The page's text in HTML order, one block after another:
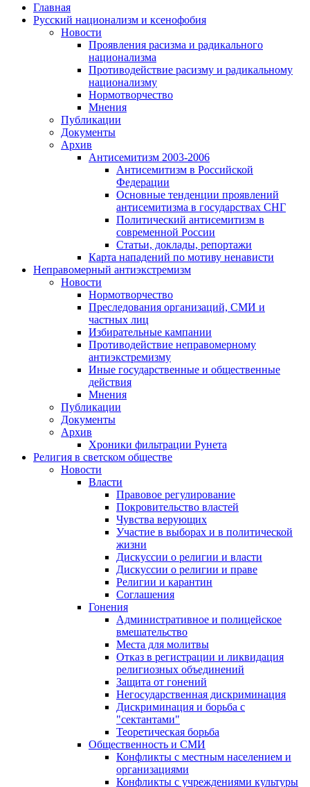
Главная
Русский национализм и ксенофобия
Новости
Проявления расизма и радикального
национализма
Противодействие расизму и радикальному
национализму
Нормотворчество
Мнения
Публикации
Документы
Архив
Антисемитизм 2003-2006
Антисемитизм в Российской
Федерации
Основные тенденции проявлений
антисемитизма в государствах СНГ
Политический антисемитизм в
современной России
Статьи, доклады, репортажи
Карта нападений по мотиву ненависти
Неправомерный антиэкстремизм
Новости
Нормотворчество
Преследования организаций, СМИ и
частных лиц
Избирательные кампании
Противодействие неправомерному
антиэкстремизму
Иные государственные и общественные
действия
Мнения
Публикации
Документы
Архив
Хроники фильтрации Рунета
Религия в светском обществе
Новости
Власти
Правовое регулирование
Покровительство властей
Чувства верующих
Участие в выборах и в политической
жизни
Дискуссии о религии и власти
Дискуссии о религии и праве
Религии и карантин
Соглашения
Гонения
Административное и полицейское
вмешательство
Места для молитвы
Отказ в регистрации и ликвидация
религиозных объединений
Защита от гонений
Негосударственная дискриминация
Дискриминация и борьба с
"сектантами"
Теоретическая борьба
Общественность и СМИ
Конфликты с местным населением и
организациями
Конфликты с учреждениями культуры